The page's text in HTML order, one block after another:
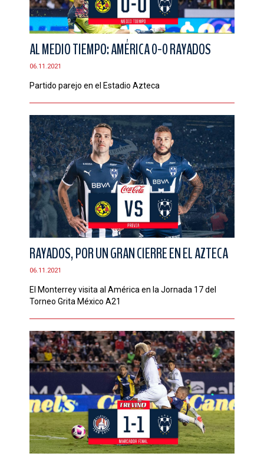
AL MEDIO TIEMPO: AMÉRICA 0-0 RAYADOS
06.11.2021
Partido parejo en el Estadio Azteca
RAYADOS, POR UN GRAN CIERRE EN EL AZTECA
06.11.2021
El Monterrey visita al América en la Jornada 17 del
Torneo Grita México A21